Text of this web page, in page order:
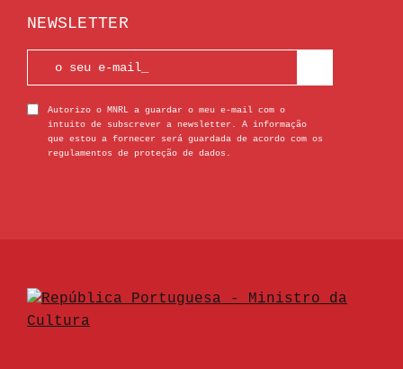
NEWSLETTER
Autorizo o MNRL a guardar o meu e-mail com o
intuito de subscrever a newsletter. A informação
que estou a fornecer será guardada de acordo com os
regulamentos de proteção de dados.